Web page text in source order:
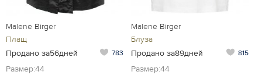
Malene Birger
Плащ
Продано за56дней
783
Размер:44
Malene Birger
Блуза
Продано за89дней
815
Размер:44